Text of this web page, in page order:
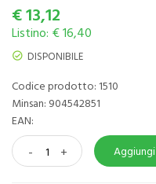
€13,12
Listino: € 16,40
DISPONIBILE
Codice prodotto: 1510
Minsan: 904542851
EAN:
- + Aggiungi